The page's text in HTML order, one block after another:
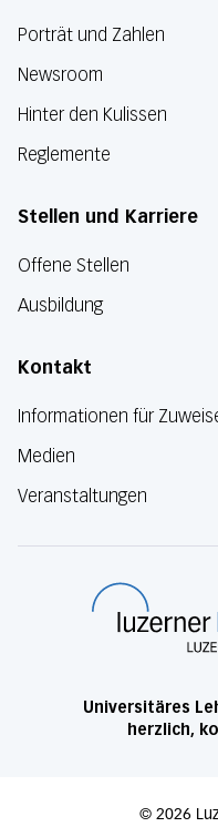
Porträt und Zahlen
Newsroom
Hinter den Kulissen
Reglemente
Stellen und Karriere
Offene Stellen
Ausbildung
Kontakt
Informationen für
Medien
Veranstaltungen
Universitäres
herzlich,
© 2026